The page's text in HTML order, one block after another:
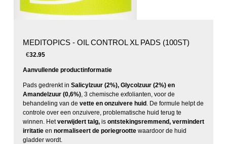
MEDITOPICS - OIL CONTROL XL PADS (100ST)
€32.95
Aanvullende productinformatie
Pads gedrenkt in Salicylzuur (2%), Glycolzuur (2%) en
Amandelzuur (0,6%) , 3 chemische exfolianten, voor de
behandeling van de vette en onzuivere huid . De formule helpt de
controle over een onzuivere, problematische huid terug te
winnen. Hetverwijdert talg, is ontstekingsremmend, vermindert
irritatie en normaliseert de poriegrootte waardoor de huid
gladder wordt.